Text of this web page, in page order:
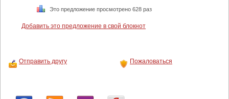
Это предложение просмотрено 628 раз
Добавить это предложение в свой блокнот
Отправить другу Пожаловаться